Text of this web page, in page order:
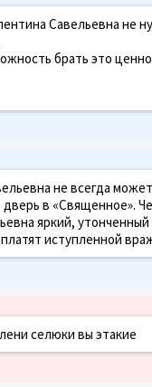
Савельевна не
брать это
не всегда
дверь в «Священное».
яркий,
иступленной
селюки вы этакие